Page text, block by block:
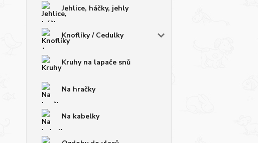
Jehlice, háčky, jehly
Knoflíky / Cedulky
Kruhy na lapače snů
Na hračky
Na kabelky